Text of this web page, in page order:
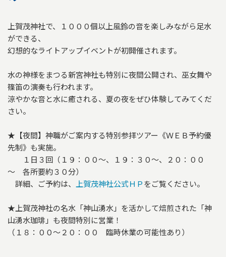
上賀茂神社で、１０００個以上風鈴の音を楽しみながら足水
ができる、
幻想的なライトアップイベントが初開催されます。
水の神様をまつる新宮神社も特別に夜間公開され、巫女舞や
篠笛の演奏も行われます。
涼やかな音と水に癒される、夏の夜をぜひ体験してみてくだ
さい。
★【夜間】神職がご案内する特別参拝ツアー《ＷＥＢ予約優
先制》も実施。
１日３回（１９：００～、１９：３０～、２０：００
～ 各所要約３０分）
詳細、ご予約は、
上賀茂神社公式ＨＰをご覧ください。
★上賀茂神社の名水「神山湧水」を活かして焙煎された「神
山湧水珈琲」も夜間特別に営業！
（１８：００～２０：００ 臨時休業の可能性あり）